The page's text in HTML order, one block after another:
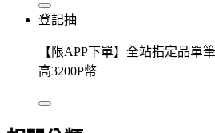
登記抽
【限APP下單】全站指定品單
高3200P幣